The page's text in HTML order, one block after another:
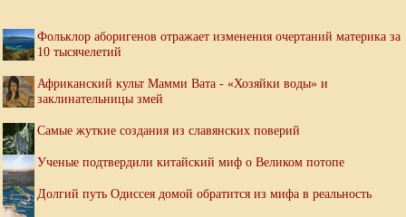
Фольклор аборигенов отражает изменения очертаний материка за
10 тысячелетий
Африканский культ Мамми Вата - «Хозяйки воды» и
заклинательницы змей
Самые жуткие создания из славянских поверий
Ученые подтвердили китайский миф о Великом потопе
Долгий путь Одиссея домой обратится из мифа в реальность